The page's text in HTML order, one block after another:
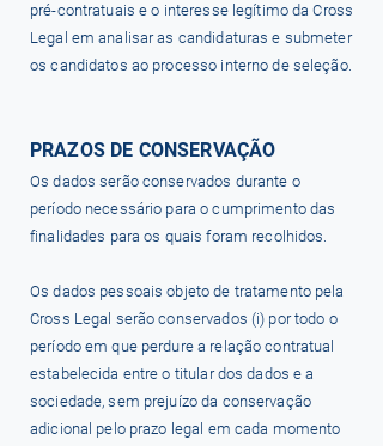
pré-contratuais e o interesse legítimo da Cross
Legal em analisar as candidaturas e submeter
os candidatos ao processo interno de seleção.
PRAZOS DE CONSERVAÇÃO
Os dados serão conservados durante o
período necessário para o cumprimento das
finalidades para os quais foram recolhidos.
Os dados pessoais objeto de tratamento pela
Cross Legal serão conservados (i) por todo o
período em que perdure a relação contratual
estabelecida entre o titular dos dados e a
sociedade, sem prejuízo da conservação
adicional pelo prazo legal em cada momento